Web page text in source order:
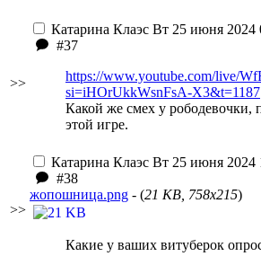
>>
Катарина Клаэс Вт 25 июня 2024
#37
https://www.youtube.com/live/
si=iHOrUkkWsnFsA-X3&t=1187
Какой же смех у рободевочки,
этой игре.
>>
Катарина Клаэс Вт 25 июня 2024
#38
жопошница.png - (21 KB, 758x215)
Какие у ваших витуберок